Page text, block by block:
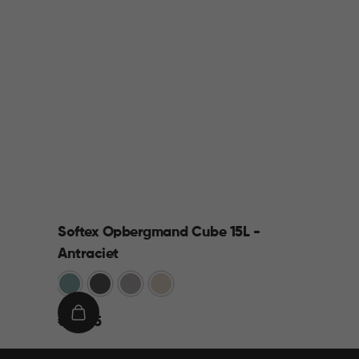
Softex Opbergmand Cube 15L -
Antraciet
BlauwAntraciet
TaupeBeige
€€ 10,95
IN